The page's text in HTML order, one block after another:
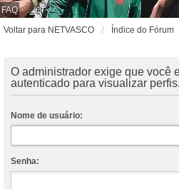
FAQ
Voltar para NETVASCO
Índice do Fórum
O administrador exige que você
autenticado para visualizar perfis.
Nome de usuário:
Senha: